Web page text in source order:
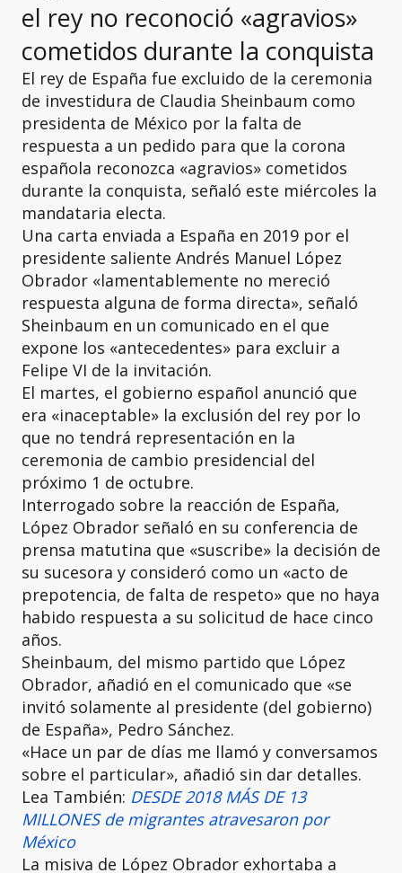
el rey no reconoció «agravios»
cometidos durante la conquista
El rey de España fue excluido de la ceremonia
de investidura de Claudia Sheinbaum como
presidenta de México por la falta de
respuesta a un pedido para que la corona
española reconozca «agravios» cometidos
durante la conquista, señaló este miércoles la
mandataria electa.
Una carta enviada a España en 2019 por el
presidente saliente Andrés Manuel López
Obrador «lamentablemente no mereció
respuesta alguna de forma directa», señaló
Sheinbaum en un comunicado en el que
expone los «antecedentes» para excluir a
Felipe VI de la invitación.
El martes, el gobierno español anunció que
era «inaceptable» la exclusión del rey por lo
que no tendrá representación en la
ceremonia de cambio presidencial del
próximo 1 de octubre.
Interrogado sobre la reacción de España,
López Obrador señaló en su conferencia de
prensa matutina que «suscribe» la decisión de
su sucesora y consideró como un «acto de
prepotencia, de falta de respeto» que no haya
habido respuesta a su solicitud de hace cinco
años.
Sheinbaum, del mismo partido que López
Obrador, añadió en el comunicado que «se
invitó solamente al presidente (del gobierno)
de España», Pedro Sánchez.
«Hace un par de días me llamó y conversamos
sobre el particular», añadió sin dar detalles.
Lea También: DESDE 2018 MÁS DE 13
MILLONES de migrantes atravesaron por
México
La misiva de López Obrador exhortaba a